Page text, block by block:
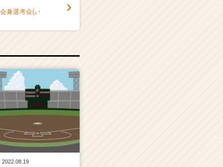
兼選考会(｡･
2022.08.19